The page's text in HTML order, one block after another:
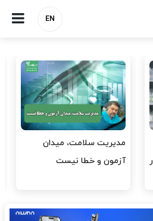
EN
واردات دارو و کالاهای اساسی
باید در اولویت تخصیص ارز